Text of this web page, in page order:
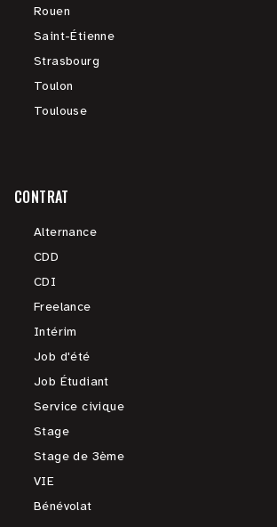
Rouen
Saint-Étienne
Strasbourg
Toulon
Toulouse
CONTRAT
Alternance
CDD
CDI
Freelance
Intérim
Job d'été
Job Étudiant
Service civique
Stage
Stage de 3ème
VIE
Bénévolat